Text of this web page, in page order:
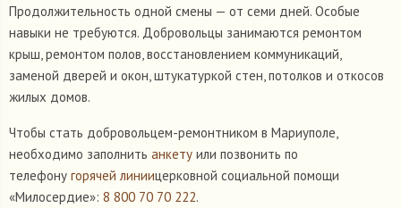
Продолжительность одной смены — от семи дней. Особые
навыки не требуются. Добровольцы занимаются ремонтом
крыш, ремонтом полов, восстановлением коммуникаций,
заменой дверей и окон, штукатуркой стен, потолков и откосов
жилых домов.
Чтобы стать добровольцем-ремонтником в Мариуполе,
необходимо заполнить анкету или позвонить по
телефону горячей линиицерковной социальной помощи
«Милосердие»: 8 800 70 70 222.